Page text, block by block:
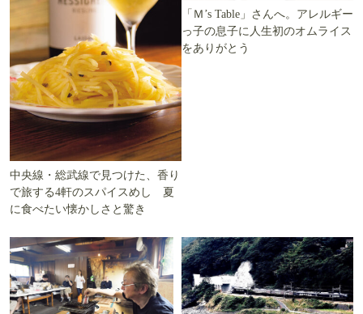
中央線・総武線で見つけた、香り
で旅する4軒のスパイスめし 夏
に食べたい懐かしさと驚き
「Ｍ’s Table」さんへ。アレルギー
っ子の息子に人生初のオムライス
をありがとう